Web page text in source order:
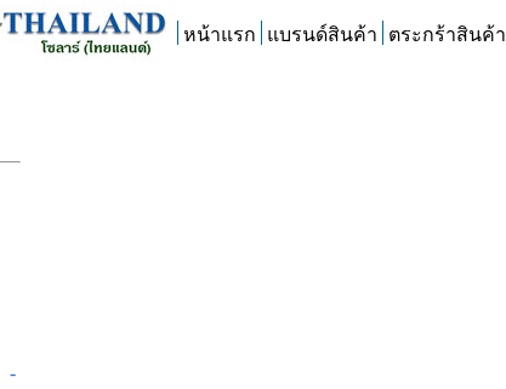
หน้าแรก แบรนด์สินค้า ตระกร้าสินค้า
-